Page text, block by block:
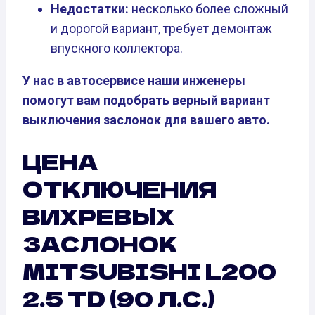
Недостатки: несколько более сложный
и дорогой вариант, требует демонтаж
впускного коллектора.
У нас в автосервисе наши инженеры
помогут вам подобрать верный вариант
выключения заслонок для вашего авто.
ЦЕНА
ОТКЛЮЧЕНИЯ
ВИХРЕВЫХ
ЗАСЛОНОК
MITSUBISHI L200
2.5 TD (90 Л.С.)